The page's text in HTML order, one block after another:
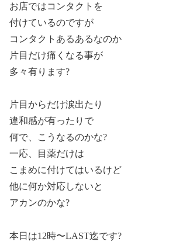
お店ではコンタクトを
付けているのですが
コンタクトあるあるなのか
片目だけ痛くなる事が
多々有ります?
片目からだけ涙出たり
違和感が有ったりで
何で、こうなるのかな?
一応、目薬だけは
こまめに付けてはいるけど
他に何か対応しないと
アカンのかな?
本日は12時〜LAST迄です?